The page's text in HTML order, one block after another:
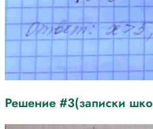
Решение #3(записки